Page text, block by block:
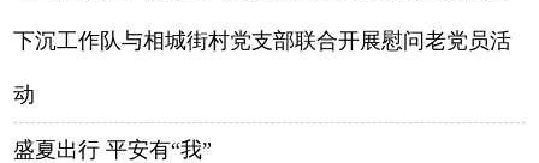
下沉工作队与相城街村党支部联合开展慰问老党员活
动
盛夏出行 平安有“我”